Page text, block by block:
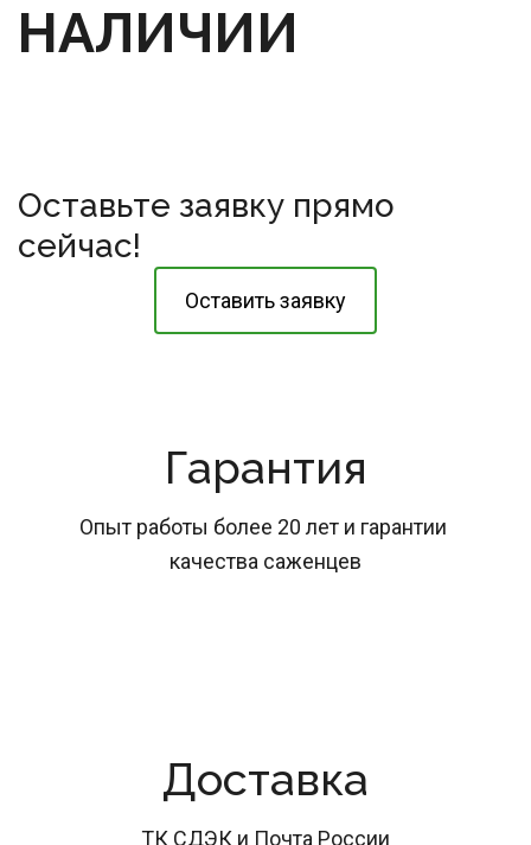
НАЛИЧИИ
Оставьте заявку прямо
сейчас!
Оставить заявку
Гарантия
Опыт работы более 20 лет и гарантии
качества саженцев
Доставка
ТК СДЭК и Почта России